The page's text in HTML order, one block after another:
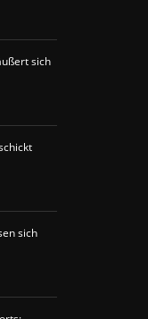
sich
sich